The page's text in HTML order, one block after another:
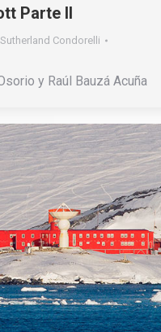
Parte II
Condorelli
y Raúl Bauzá Acuña